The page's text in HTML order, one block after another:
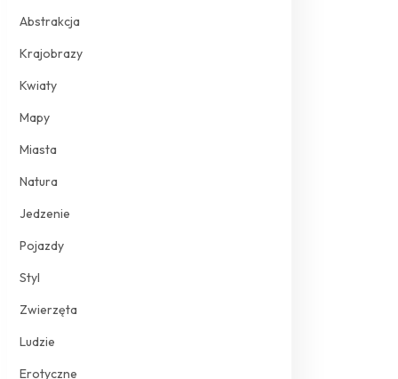
Abstrakcja
Krajobrazy
Kwiaty
Mapy
Miasta
Natura
Jedzenie
Pojazdy
Styl
Zwierzęta
Ludzie
Erotyczne